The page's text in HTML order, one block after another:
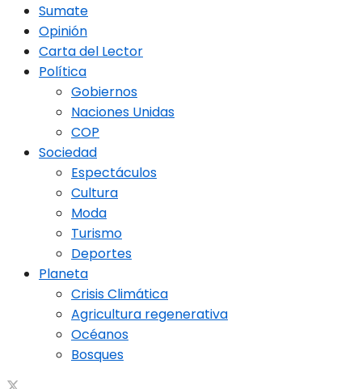
Sumate
Opinión
Carta del Lector
Política
Gobiernos
Naciones Unidas
COP
Sociedad
Espectáculos
Cultura
Moda
Turismo
Deportes
Planeta
Crisis Climática
Agricultura regenerativa
Océanos
Bosques